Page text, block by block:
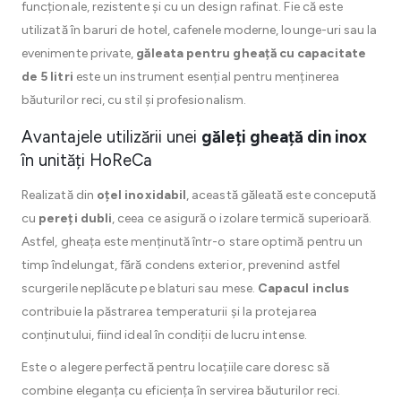
funcționale, rezistente și cu un design rafinat. Fie că este
utilizată în baruri de hotel, cafenele moderne, lounge-uri sau la
evenimente private, găleata pentru gheață cu capacitate
de 5 litri este un instrument esențial pentru menținerea
băuturilor reci, cu stil și profesionalism.
Avantajele utilizării unei găleți gheață din inox
în unități HoReCa
Realizată din oțel inoxidabil, această găleată este concepută
cu pereți dubli, ceea ce asigură o izolare termică superioară.
Astfel, gheața este menținută într-o stare optimă pentru un
timp îndelungat, fără condens exterior, prevenind astfel
scurgerile neplăcute pe blaturi sau mese. Capacul inclus
contribuie la păstrarea temperaturii și la protejarea
conținutului, fiind ideal în condiții de lucru intense.
Este o alegere perfectă pentru locațiile care doresc să
combine eleganța cu eficiența în servirea băuturilor reci.